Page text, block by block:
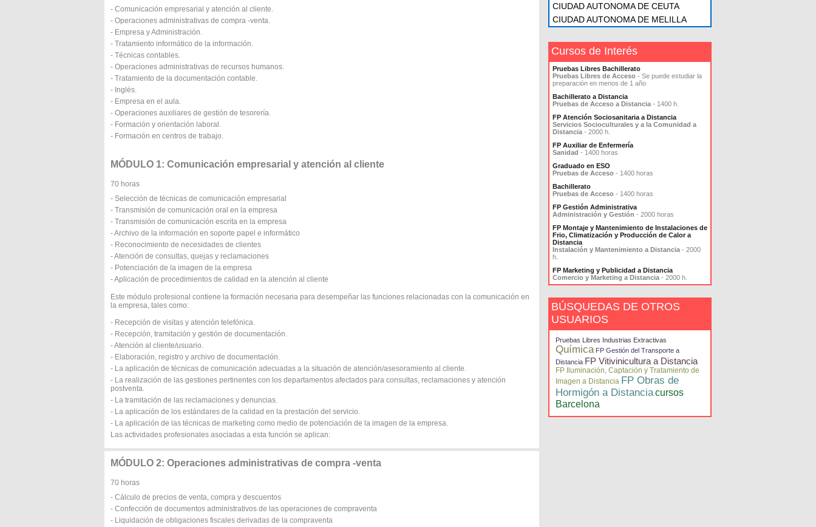
- Comunicación empresarial y atención al cliente.
- Operaciones administrativas de compra -venta.
- Empresa y Administración.
- Tratamiento informático de la información.
- Técnicas contables.
- Operaciones administrativas de recursos humanos.
- Tratamiento de la documentación contable.
- Inglés.
- Empresa en el aula.
- Operaciones auxiliares de gestión de tesorería.
- Formación y orientación laboral.
- Formación en centros de trabajo.
MÓDULO 1: Comunicación empresarial y atención al cliente
70 horas
- Selección de técnicas de comunicación empresarial
- Transmisión de comunicación oral en la empresa
- Transmisión de comunicación escrita en la empresa
- Archivo de la información en soporte papel e informático
- Reconocimiento de necesidades de clientes
- Atención de consultas, quejas y reclamaciones
- Potenciación de la imagen de la empresa
- Aplicación de procedimientos de calidad en la atención al cliente
Este módulo profesional contiene la formación necesaria para desempeñar las funciones relacionadas con la comunicación en
la empresa, tales como:
- Recepción de visitas y atención telefónica.
- Recepción, tramitación y gestión de documentación.
- Atención al cliente/usuario.
- Elaboración, registro y archivo de documentación.
- La aplicación de técnicas de comunicación adecuadas a la situación de atención/asesoramiento al cliente.
- La realización de las gestiones pertinentes con los departamentos afectados para consultas, reclamaciones y atención
postventa.
- La tramitación de las reclamaciones y denuncias.
- La aplicación de los estándares de la calidad en la prestación del servicio.
- La aplicación de las técnicas de marketing como medio de potenciación de la imagen de la empresa.
Las actividades profesionales asociadas a esta función se aplican:
MÓDULO 2: Operaciones administrativas de compra -venta
70 horas
- Cálculo de precios de venta, compra y descuentos
- Confección de documentos administrativos de las operaciones de compraventa
- Liquidación de obligaciones fiscales derivadas de la compraventa
CIUDAD AUTONOMA DE CEUTA
CIUDAD AUTONOMA DE MELILLA
Cursos de Interés
Pruebas Libres Bachillerato
Pruebas Libres de Acceso - Se puede estudiar la
preparación en menos de 1 año
Bachillerato a Distancia
Pruebas de Acceso a Distancia - 1400 h.
FP Atención Sociosanitaria a Distancia
Servicios Socioculturales y a la Comunidad a
Distancia - 2000 h.
FP Auxiliar de Enfermería
Sanidad - 1400 horas
Graduado en ESO
Pruebas de Acceso - 1400 horas
Bachillerato
Pruebas de Acceso - 1400 horas
FP Gestión Administrativa
Administración y Gestión - 2000 horas
FP Montaje y Mantenimiento de Instalaciones de
Frio, Climatización y Producción de Calor a
Distancia
Instalación y Mantenimiento a Distancia - 2000
h.
FP Marketing y Publicidad a Distancia
Comercio y Marketing a Distancia - 2000 h.
BÚSQUEDAS DE OTROS
USUARIOS
Pruebas Libres Industrias Extractivas
Química FP Gestión del Transporte a
Distancia FP Vitivinicultura a Distancia
FP Iluminación, Captación y Tratamiento de
Imagen a Distancia FP Obras de
Hormigón a Distanciacursos
Barcelona